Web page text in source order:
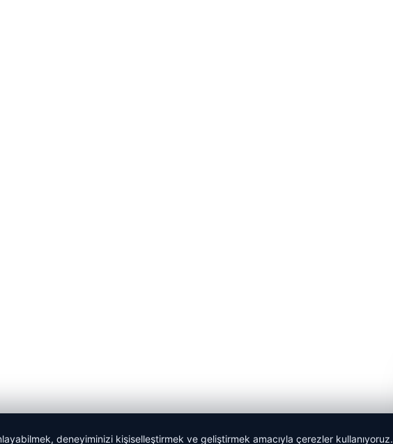
deneyiminizi kişiselleştirmek ve geliştirmek amacıyla çerezler kullanıyoruz.